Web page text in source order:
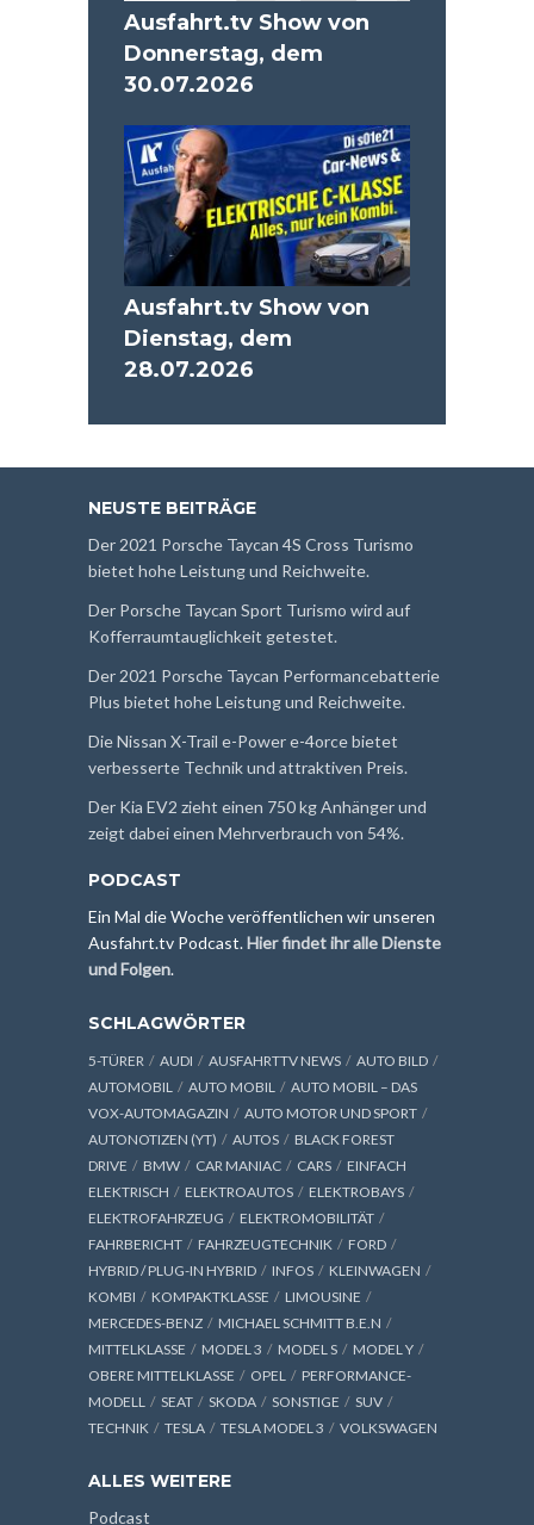
Ausfahrt.tv Show von
Donnerstag, dem
30.07.2026
Ausfahrt.tv Show von
Dienstag, dem
28.07.2026
NEUSTE BEITRÄGE
Der 2021 Porsche Taycan 4S Cross Turismo
bietet hohe Leistung und Reichweite.
Der Porsche Taycan Sport Turismo wird auf
Kofferraumtauglichkeit getestet.
Der 2021 Porsche Taycan Performancebatterie
Plus bietet hohe Leistung und Reichweite.
Die Nissan X-Trail e-Power e-4orce bietet
verbesserte Technik und attraktiven Preis.
Der Kia EV2 zieht einen 750 kg Anhänger und
zeigt dabei einen Mehrverbrauch von 54%.
PODCAST
Ein Mal die Woche veröffentlichen wir unseren
Ausfahrt.tv Podcast.Hier findet ihr alle Dienste
und Folgen.
SCHLAGWÖRTER
5-TÜRER AUDI AUSFAHRTTV NEWS
AUTO BILD
AUTOMOBIL
AUTO MOBIL
AUTO MOBIL – DAS
VOX-AUTOMAGAZIN
AUTO MOTOR UND SPORT
AUTONOTIZEN (YT)
AUTOS
BLACK FOREST
DRIVE
BMW CAR MANIAC CARS
EINFACH
ELEKTRISCH
ELEKTROAUTOS
ELEKTROBAYS
ELEKTROFAHRZEUG
ELEKTROMOBILITÄT
FAHRBERICHT
FAHRZEUGTECHNIK
FORD
HYBRID / PLUG-IN HYBRID
INFOS
KLEINWAGEN
KOMBI
KOMPAKTKLASSE
LIMOUSINE
MERCEDES-BENZ
MICHAEL SCHMITT B.E.N
MITTELKLASSE
MODEL 3 MODEL S
MODEL Y
OBERE MITTELKLASSE
OPEL
PERFORMANCE-
MODELL
SEAT SKODA SONSTIGE
SUV
TECHNIK
TESLA TESLA MODEL 3 VOLKSWAGEN
ALLES WEITERE
Podcast